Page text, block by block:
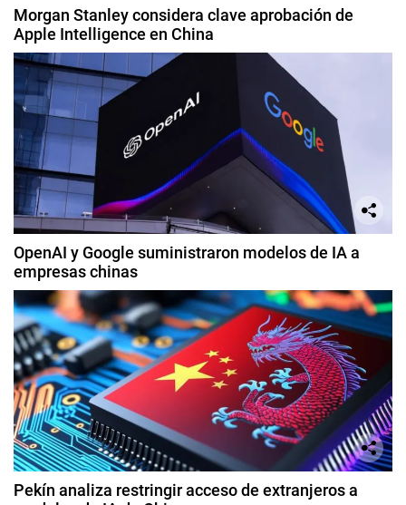
Morgan Stanley considera clave aprobación de
Apple Intelligence en China
OpenAI y Google suministraron modelos de IA a
empresas chinas
Pekín analiza restringir acceso de extranjeros a